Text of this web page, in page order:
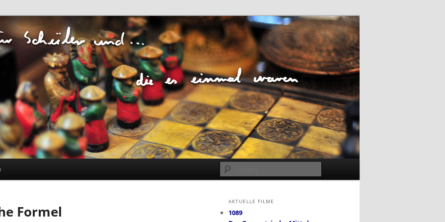
Schüler und… die es
Formel
AKTUELLE FILME
1089